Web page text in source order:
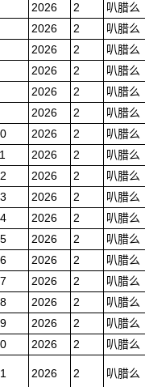
2026 2 叭腊么
2026 2 叭腊么
2026 2 叭腊么
2026 2 叭腊么
2026 2 叭腊么
2026 2 叭腊么
2026 2 叭腊么
2026 2 叭腊么
2026 2 叭腊么
2026 2 叭腊么
2026 2 叭腊么
2026 2 叭腊么
2026 2 叭腊么
2026 2 叭腊么
2026 2 叭腊么
2026 2 叭腊么
2026 2 叭腊么
2026 2 叭腊么